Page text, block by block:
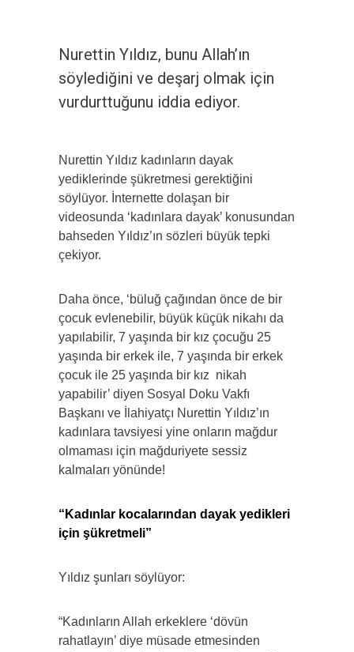
Nurettin Yıldız, bunu Allah’ın
söylediğini ve deşarj olmak için
vurdurttuğunu iddia ediyor.
Nurettin Yıldız kadınların dayak
yediklerinde şükretmesi gerektiğini
söylüyor. İnternette dolaşan bir
videosunda ‘kadınlara dayak’ konusundan
bahseden Yıldız’ın sözleri büyük tepki
çekiyor.
Daha önce, ‘büluğ çağından önce de bir
çocuk evlenebilir, büyük küçük nikahı da
yapılabilir, 7 yaşında bir kız çocuğu 25
yaşında bir erkek ile, 7 yaşında bir erkek
çocuk ile 25 yaşında bir kız nikah
yapabilir’ diyen Sosyal Doku Vakfı
Başkanı ve İlahiyatçı Nurettin Yıldız’ın
kadınlara tavsiyesi yine onların mağdur
olmaması için mağduriyete sessiz
kalmaları yönünde!
“Kadınlar kocalarından dayak yedikleri
için şükretmeli”
Yıldız şunları söylüyor:
“Kadınların Allah erkeklere ‘dövün
rahatlayın’ diye müsade etmesinden